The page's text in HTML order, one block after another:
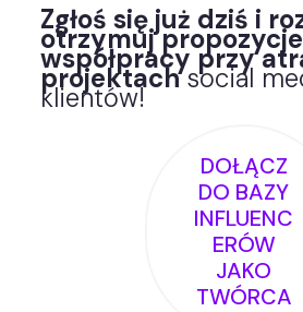
Zgłoś się już dziś i
otrzymuj propozycje
współpracy przy
projektachsocial
klientów!
DOŁĄCZ
DO BAZY
INFLUENC
ERÓW
JAKO
TWÓRCA